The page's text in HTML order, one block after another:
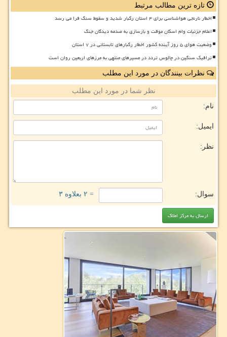
تازه ترین مطالب مرتبط
اخطار نارنجی هواشناسی برای ۴ استان رگبار شدید و سقوط سنگ فرا می رسد
اعلام جزئیات وام اسکان موقت و بازسازی به صدمه دیدگان جنگ
وضعیت هوای ۵ روز آینده کشور اخطار رگبارهای تابستانی در ۷ استان
ترافیک سنگین در چالوس تردد در مسیرهای منتهی به مرزهای اربعین روان است
نظرات بینندگان در مورد این مطلب
نظر شما در مورد این مطلب
نام:
ایمیل:
نظر:
سوال: = ۲ بعلاوه ۳